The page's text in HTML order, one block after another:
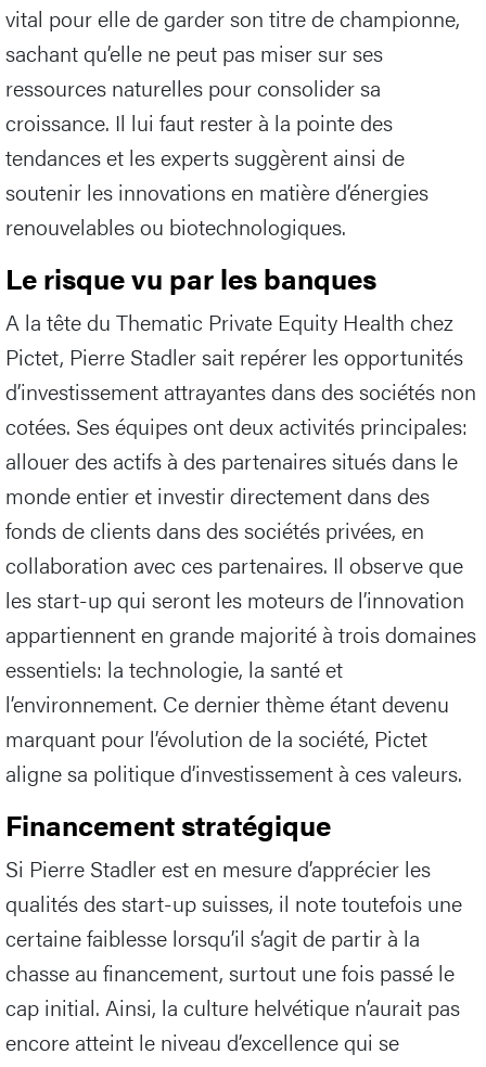
vital pour elle de garder son titre de championne,
sachant qu’elle ne peut pas miser sur ses
ressources naturelles pour consolider sa
croissance. Il lui faut rester à la pointe des
tendances et les experts suggèrent ainsi de
soutenir les innovations en matière d’énergies
renouvelables ou biotechnologiques.
Le risque vu par les banques
A la tête du Thematic Private Equity Health chez
Pictet, Pierre Stadler sait repérer les opportunités
d’investissement attrayantes dans des sociétés non
cotées. Ses équipes ont deux activités principales:
allouer des actifs à des partenaires situés dans le
monde entier et investir directement dans des
fonds de clients dans des sociétés privées, en
collaboration avec ces partenaires. Il observe que
les start-up qui seront les moteurs de l’innovation
appartiennent en grande majorité à trois domaines
essentiels: la technologie, la santé et
l’environnement. Ce dernier thème étant devenu
marquant pour l’évolution de la société, Pictet
aligne sa politique d’investissement à ces valeurs.
Financement stratégique
Si Pierre Stadler est en mesure d’apprécier les
qualités des start-up suisses, il note toutefois une
certaine faiblesse lorsqu’il s’agit de partir à la
chasse au financement, surtout une fois passé le
cap initial. Ainsi, la culture helvétique n’aurait pas
encore atteint le niveau d’excellence qui se